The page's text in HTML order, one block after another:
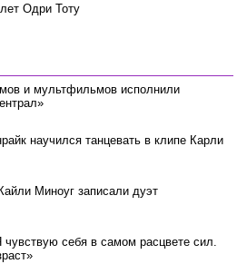
Одри Тоту
и мультфильмов исполнили
научился танцевать в клипе Карли
Миноуг записали дуэт
чувствую себя в самом расцвете сил.